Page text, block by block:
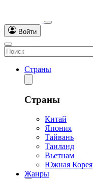
Войти
Страны
Страны
Китай
Япония
Тайвань
Таиланд
Вьетнам
Южная Корея
Жанры